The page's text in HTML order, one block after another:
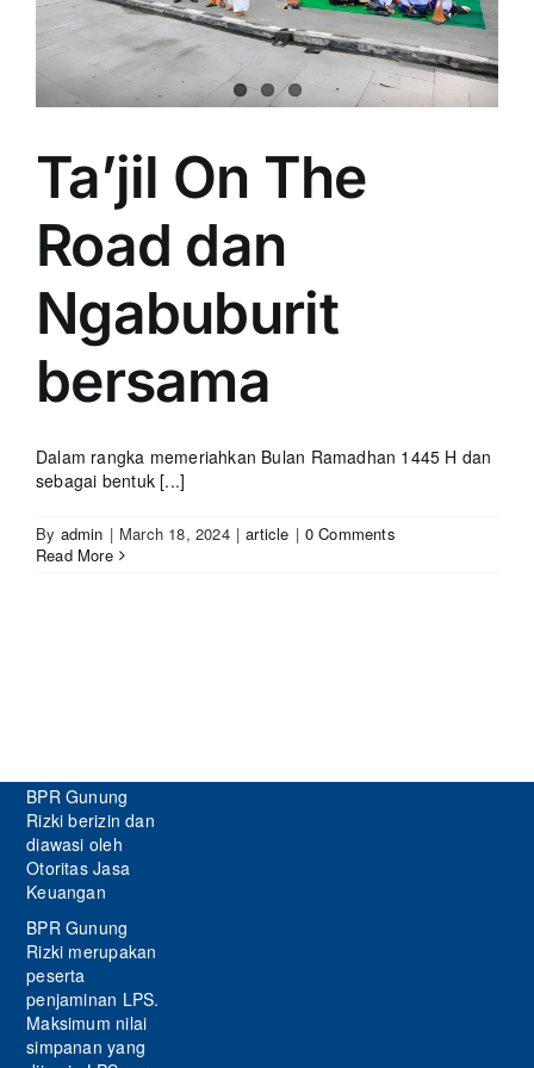
Ta’jil On The
Road dan
Ngabuburit
bersama
Dalam rangka memeriahkan Bulan Ramadhan 1445 H dan
sebagai bentuk [...]
By admin | March 18, 2024 | article | 0 Comments
Read More
BPR Gunung
Rizki berizin dan
diawasi oleh
Otoritas Jasa
Keuangan
BPR Gunung
Rizki merupakan
peserta
penjaminan LPS.
Maksimum nilai
simpanan yang